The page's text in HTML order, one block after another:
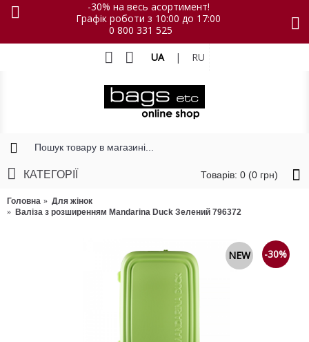
-30% на весь асортимент!
Графік роботи з 10:00 до 17:00
0 800 331 525
UA | RU
Товарів: 0 (0 грн)
КАТЕГОРІЇ
Головна
Для жінок
Валіза з розширенням Mandarina Duck Зелений 796372
-30%
NEW